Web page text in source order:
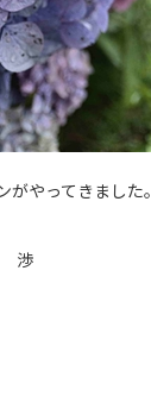
やってきました。
渉